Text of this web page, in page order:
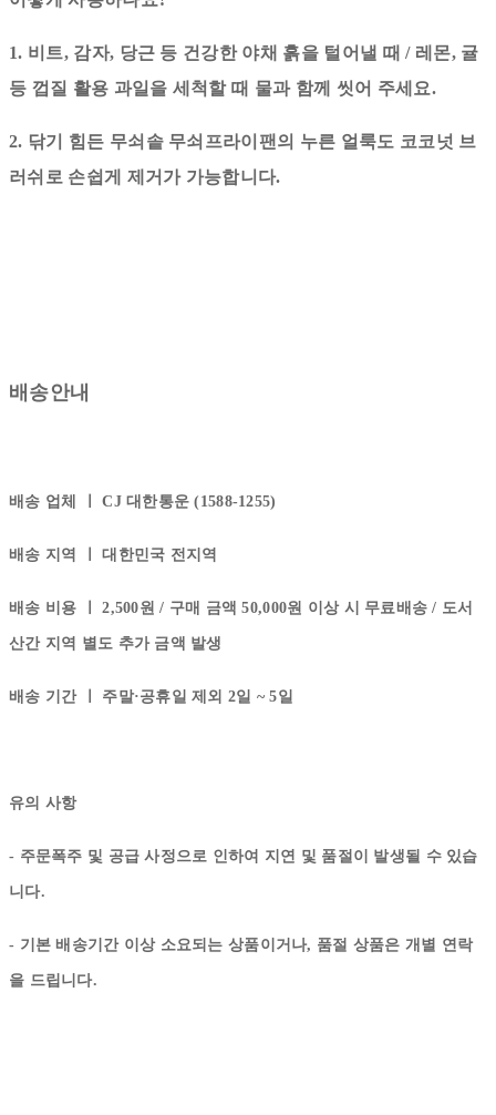
1. 비트, 감자, 당근 등 건강한 야채 흙을 털어낼 때 / 레몬, 귤
등 껍질 활용 과일을 세척할 때 물과 함께 씻어 주세요.
2. 닦기 힘든 무쇠솥 무쇠프라이팬의 누른 얼룩도 코코넛 브
러쉬로 손쉽게 제거가 가능합니다.
배송안내
배송 업체 ㅣCJ 대한통운 (1588-1255)
배송 지역 ㅣ대한민국 전지역
배송 비용 ㅣ2,500원 / 구매 금액 50,000원 이상 시 무료배송 / 도서
산간 지역 별도 추가 금액 발생
배송 기간 ㅣ 주말·공휴일 제외 2일 ~ 5일
유의 사항
- 주문폭주 및 공급 사정으로 인하여 지연 및 품절이 발생될 수 있습
니다.
- 기본 배송기간 이상 소요되는 상품이거나, 품절 상품은 개별 연락
을 드립니다.